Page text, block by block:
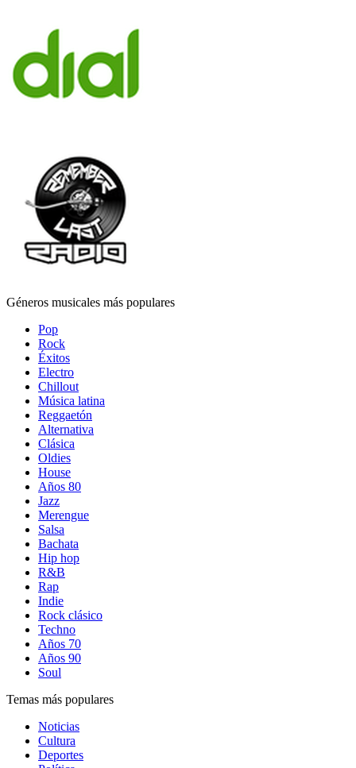
Géneros musicales más populares
Pop
Rock
Éxitos
Electro
Chillout
Música latina
Reggaetón
Alternativa
Clásica
Oldies
House
Años 80
Jazz
Merengue
Salsa
Bachata
Hip hop
R&B
Rap
Indie
Rock clásico
Techno
Años 70
Años 90
Soul
Temas más populares
Noticias
Cultura
Deportes